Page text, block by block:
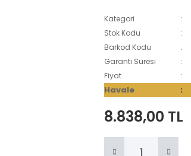
Kategori
Stok Kodu
Barkod Kodu
Garanti Süresi
Fiyat
Havale
8.838,00 TL